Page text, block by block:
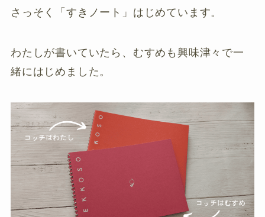
さっそく「すきノート」はじめています。
わたしが書いていたら、むすめも興味津々で一
緒にはじめました。